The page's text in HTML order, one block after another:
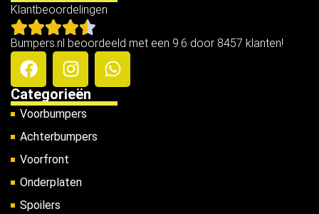
Klantbeoordelingen
Bumpers.nl beoordeeld met een 9.6 door 8457 klanten!
Categorieën
Voorbumpers
Achterbumpers
Voorfront
Onderplaten
Spoilers